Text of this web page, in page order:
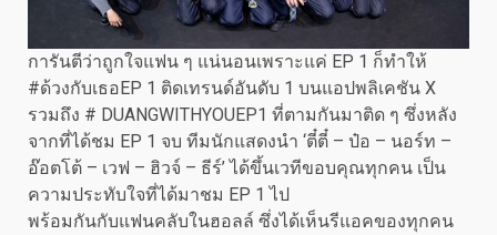
การันตีว่าถูกใจแฟน ๆ แน่นอนเพราะแค่ EP 1 ก็ทำให้
#ด้วงกับเธอEP 1 ติดเทรนด์อันดับ 1 บนแอปพลิเคชัน X
รวมถึง # DUANGWITHYOUEP1 ที่ตามกันมาติด ๆ ซึ่งหลัง
จากที่ได้ชม EP 1 จบ ทีมนักแสดงนำ ‘ตี๋ตี๋ – ป๋อ – นอร์ท –
อ๊อตโต้ – เวฟ – ฮิวจ์ – ธีร์’ ได้ขึ้นเวทีขอบคุณทุกคน เป็น
ความประทับใจที่ได้มาชม EP 1 ไป
พร้อมกันกับแฟนคลับในฮอลล์ ซึ่งได้เห็นรีแอคของทุกคน